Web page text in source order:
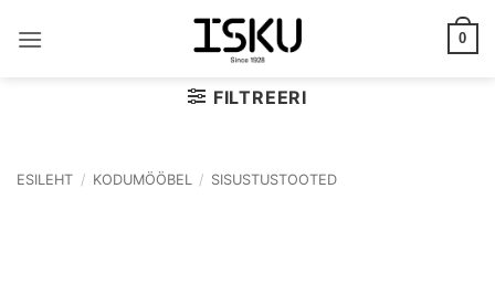
0
FILTREERI
ESILEHT / KODUMÖÖBEL / SISUSTUSTOOTED